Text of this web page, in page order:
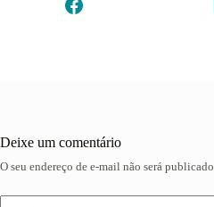
Deixe um comentário
O seu endereço de e-mail não será publicado.
A
t